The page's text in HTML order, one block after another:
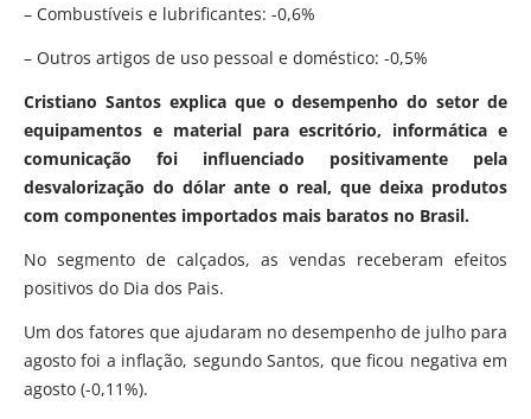
– Combustíveis e lubrificantes: -0,6%
– Outros artigos de uso pessoal e doméstico: -0,5%
Cristiano Santos explica que o desempenho do setor de
equipamentos e material para escritório, informática e
comunicação foi influenciado positivamente pela
desvalorização do dólar ante o real, que deixa produtos
com componentes importados mais baratos no Brasil.
No segmento de calçados, as vendas receberam efeitos
positivos do Dia dos Pais.
Um dos fatores que ajudaram no desempenho de julho para
agosto foi a inflação, segundo Santos, que ficou negativa em
agosto (-0,11%).